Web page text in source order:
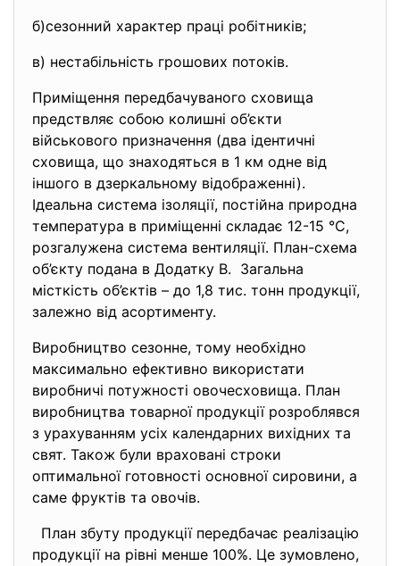
б)сезонний характер праці робітників;
в) нестабільність грошових потоків.
Приміщення передбачуваного сховища
предствляє собою колишні об’єкти
військового призначення (два ідентичні
сховища, що знаходяться в 1 км одне від
іншого в дзеркальному відображенні).
Ідеальна система ізоляції, постійна природна
температура в приміщенні складає 12-15 °С,
розгалужена система вентиляції. План-схема
об’єкту подана в Додатку В. Загальна
місткість об’єктів – до 1,8 тис. тонн продукції,
залежно від асортименту.
Виробництво сезонне, тому необхідно
максимально ефективно використати
виробничі потужності овочесховища. План
виробництва товарної продукції розроблявся
з урахуванням усіх календарних вихідних та
свят. Також були враховані строки
оптимальної готовності основної сировини, а
саме фруктів та овочів.
План збуту продукції передбачає реалізацію
продукції на рівні менше 100%. Це зумовлено,